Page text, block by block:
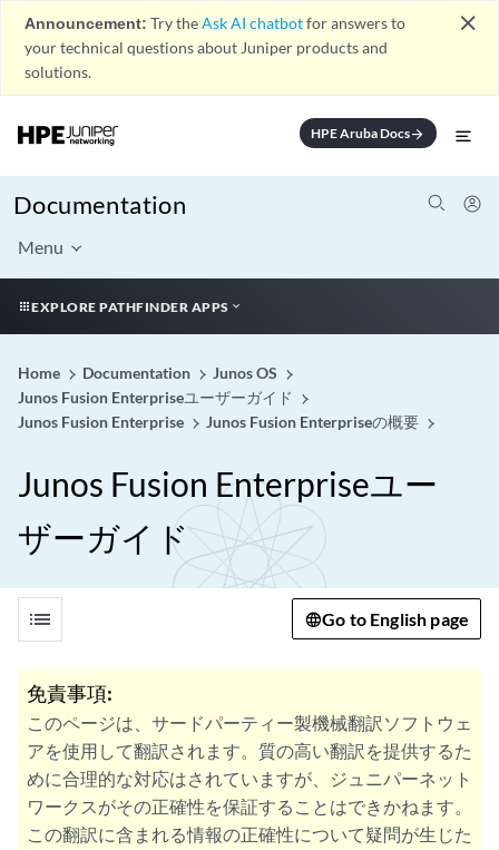
Announcement: Try theAsk AI chatbotfor answers to
your technical questions about Juniper products and
solutions.
close
HPE Aruba Docsarrow_forward
Documentation
Menu
EXPLORE PATHFINDER APPS
Home Documentation
Junos OS
Junos Fusion Enterpriseユーザーガイド
Junos Fusion Enterprise
Junos Fusion Enterpriseの概要
Junos Fusion Enterpriseユー
ザーガイド
list Go to English page
免責事項:
このページは、サードパーティー製機械翻訳ソフトウェ
アを使用して翻訳されます。質の高い翻訳を提供するた
めに合理的な対応はされていますが、ジュニパーネット
ワークスがその正確性を保証することはできかねます。
この翻訳に含まれる情報の正確性について疑問が生じた